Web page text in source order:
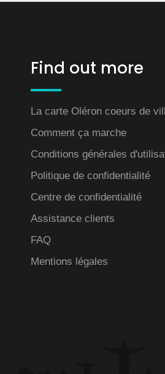
Find out more
La carte Oléron coeurs de
Comment ça marche
Conditions générales
Politique de confidentialité
Centre de confidentialité
Assistance clients
FAQ
Mentions légales